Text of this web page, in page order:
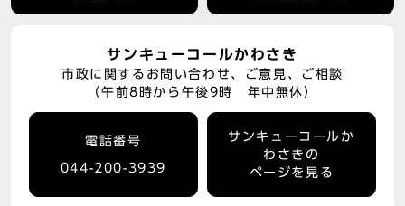
サンキューコールかわさき
市政に関するお問い合わせ、ご意見、ご相談
（午前8時から午後9時 年中無休）
電話番号
044-200-3939
サンキューコールか
わさきの
ページを見る